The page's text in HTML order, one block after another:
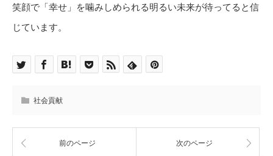
笑顔で「幸せ」を噛みしめられる明るい未来が待ってると信
じています。
社会貢献
前のページ 次のページ